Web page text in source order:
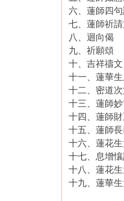
六、蓮師四
七、蓮師祈請
八、迴向偈
九、祈願頌
十、吉祥禱文
十一、蓮華
十二、密道
十三、蓮師
十四、蓮師
十五、蓮師
十六、蓮花
十七、息增
十八、蓮花
十九、蓮華